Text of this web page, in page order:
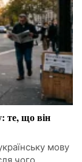
те, що він
мову